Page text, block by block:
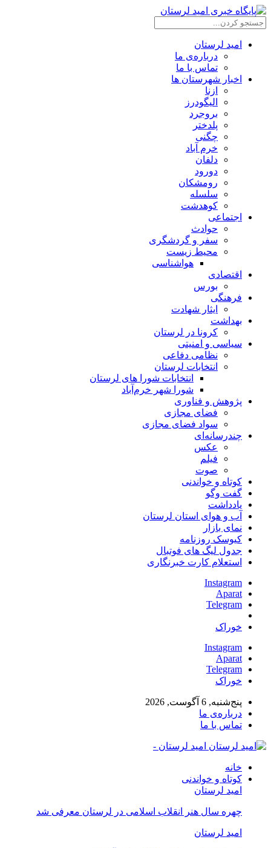
امید لرستان
درباره‌ی ما
تماس با ما
اخبار شهرستان ها
ازنا
الیگودرز
بروجرد
پلدختر
چگنی
خرم آباد
دلفان
دورود
رومشکان
سلسله
کوهدشت
اجتماعی
حوادث
سفر و گردشگری
محیط زیست
هواشناسی
اقتصادی
بورس
فرهنگی
ایثار شهادت
بهداشت
کرونا در لرستان
سیاسی و امنیتی
نظامی دفاعی
انتخابات لرستان
انتخابات شورا های لرستان
شورا شهر خرم‌آباد
پژوهش و فناوری
فضای مجازی
سواد فضای مجازی
چندرسانه‌ای
عكس
فیلم
صوت
کوتاه و خواندنی
گفت وگو
یادداشت
آب و هوای استان لرستان
نمای بازار
کیوسک روزنامه
جدول لیگ های فوتبال
استعلام کارت خبرنگاری
Instagram
Aparat
Telegram
خوراک
Instagram
Aparat
Telegram
خوراک
پنج‌شنبه, 6 آگوست, 2026
درباره‌ی ما
تماس با ما
امید لرستان -
خانه
کوتاه و خواندنی
امید لرستان
چهره سال هنر انقلاب اسلامی در لرستان معرفی شد
امید لرستان